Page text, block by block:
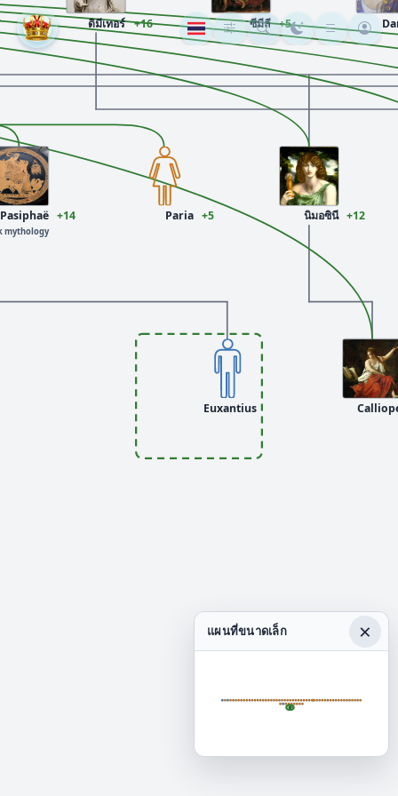
ดิมีเทอร์ +16
Paria +5
ซีมีลี +5
Pasiphaë
mythology
+14 นิมอซินี +12
Euxantius
แผนที่ขนาดเล็ก ×